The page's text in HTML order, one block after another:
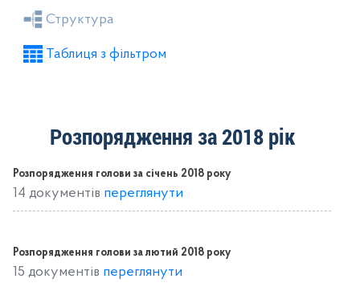
Засідання районної ради
Проекти рішень районної ради
Структура
Таблиця з фільтром
Розпорядження за 2018 рік
Розпорядження голови за січень 2018 року
14 документів переглянути
Розпорядження голови за лютий 2018 року
15 документів переглянути